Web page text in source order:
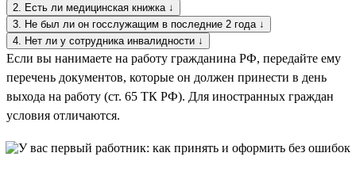
2. Есть ли медицинская книжка ↓
3. Не был ли он госслужащим в последние 2 года ↓
4. Нет ли у сотрудника инвалидности ↓
Если вы нанимаете на работу гражданина РФ, передайте ему
перечень документов, которые он должен принести в день
выхода на работу (ст. 65 ТК РФ). Для иностранных граждан
условия отличаются.